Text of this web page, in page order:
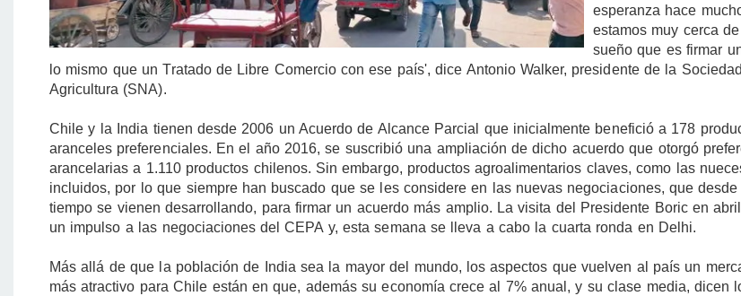
esperanza hace
estamos muy cerca
sueño que es firmar
lo mismo que un Tratado de Libre Comercio con ese país', dice Antonio Walker, presidente de la
Agricultura (SNA).
Chile y la India tienen desde 2006 un Acuerdo de Alcance Parcial que inicialmente benefició a 178
aranceles preferenciales. En el año 2016, se suscribió una ampliación de dicho acuerdo que otorgó
arancelarias a 1.110 productos chilenos. Sin embargo, productos agroalimentarios claves, como las
incluidos, por lo que siempre han buscado que se les considere en las nuevas negociaciones, que
tiempo se vienen desarrollando, para firmar un acuerdo más amplio. La visita del Presidente Boric en
un impulso a las negociaciones del CEPA y, esta semana se lleva a cabo la cuarta ronda en Delhi.
Más allá de que la población de India sea la mayor del mundo, los aspectos que vuelven al país un
más atractivo para Chile están en que, además su economía crece al 7% anual, y su clase media, dicen